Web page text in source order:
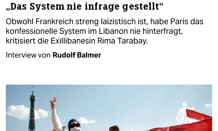
„Das System nie infrage gestellt“
Obwohl Frankreich streng laizistisch ist, habe Paris das
konfessionelle System im Libanon nie hinterfragt,
kritisiert die Exillibanesin Rima Tarabay.
Interview von Rudolf Balmer